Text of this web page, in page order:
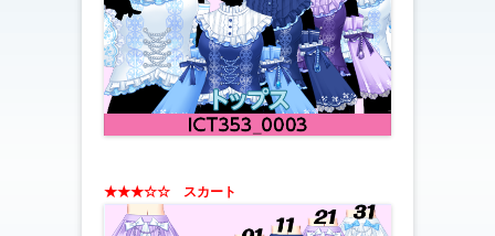
★★★☆☆ スカート